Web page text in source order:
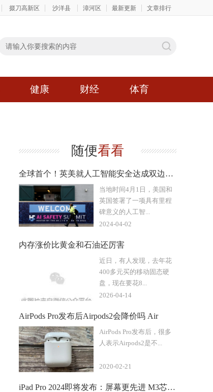
掇刀高新区 沙洋县 漳河区 最新更新 文章排行
健康 财经 体育
随便看看
全球首个！英美就人工智能安全达成双边协议
当地时间4月1日，美国和
英国签署了一项具有里程
碑意义的人工智...
2024-04-02
内存涨价比黄金和石油还厉害
近日，有人发现，去年花
400多元买的移动固态硬
盘，现在要花8...
2026-04-14
AirPods Pro发布后Airpods2会降价吗 Air
AirPods Pro发布后，很多
人表示Airpods2是不...
2020-02-21
iPad Pro 2024即将发布：屏幕更先进 M3芯片加持